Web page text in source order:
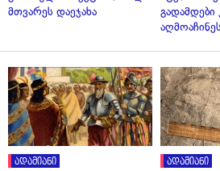
მთვარეს დაეჯახა
გადამდები
ადამიანი ადამიანი